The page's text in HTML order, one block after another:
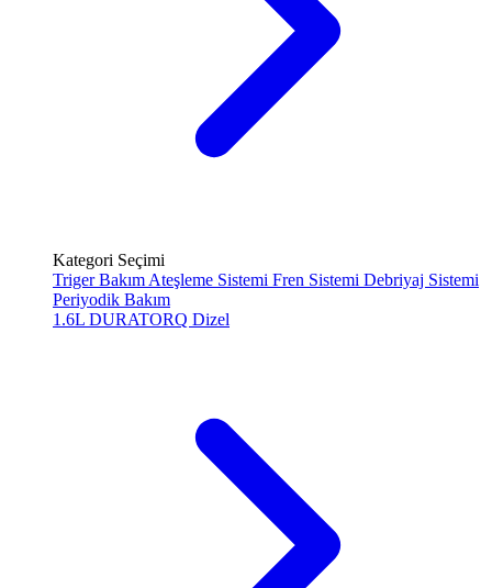
Kategori Seçimi
Triger Bakım Ateşleme Sistemi Fren Sistemi Debriyaj Sistemi
Periyodik Bakım
1.6L DURATORQ Dizel